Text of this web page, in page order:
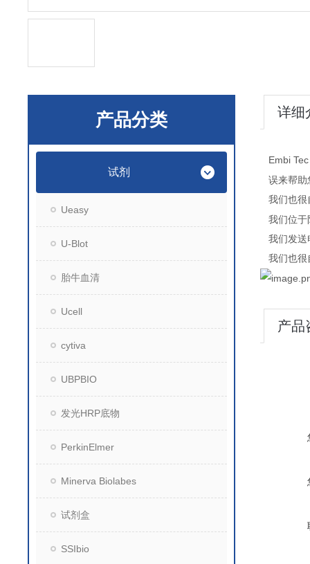
产品分类
试剂
Ueasy
U-Blot
胎牛血清
Ucell
cytiva
UBPBIO
发光HRP底物
PerkinElmer
Minerva Biolabes
试剂盒
SSIbio
详细
Embi
误来帮助
我们也很
我们位于
我们发送
我们也很
产品